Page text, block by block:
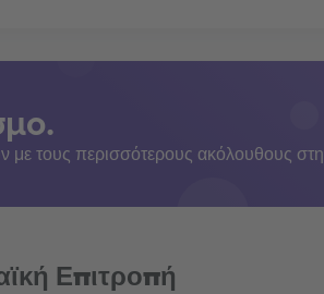
τους περισσότερους ακόλουθους
Επιτροπή